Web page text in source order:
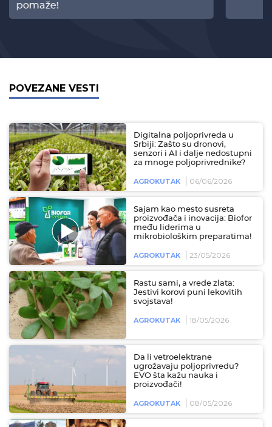
pomaže!
POVEZANE VESTI
Digitalna poljoprivreda u
Srbiji: Zašto su dronovi,
senzori i AI i dalje nedostupni
za mnoge poljoprivrednike?
AGROKUTAK 06/06/2026
Sajam kao mesto susreta
proizvođača i inovacija: Biofor
među liderima u
mikrobiološkim preparatima!
AGROKUTAK 23/05/2026
Rastu sami, a vrede zlata:
Jestivi korovi puni lekovitih
svojstava!
AGROKUTAK 18/05/2026
Da li vetroelektrane
ugrožavaju poljoprivredu?
EVO šta kažu nauka i
proizvođači!
AGROKUTAK 08/05/2026